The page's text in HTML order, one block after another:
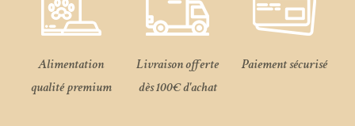
Alimentation
qualité premium
Livraison offerte
dès 100€ d'achat
Paiement sécurisé